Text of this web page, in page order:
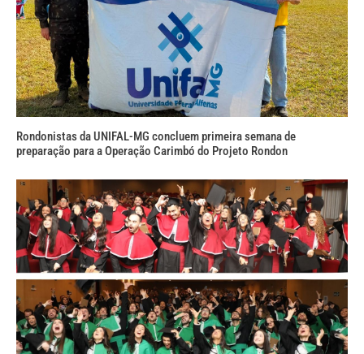
Rondonistas da UNIFAL-MG concluem primeira semana de
preparação para a Operação Carimbó do Projeto Rondon